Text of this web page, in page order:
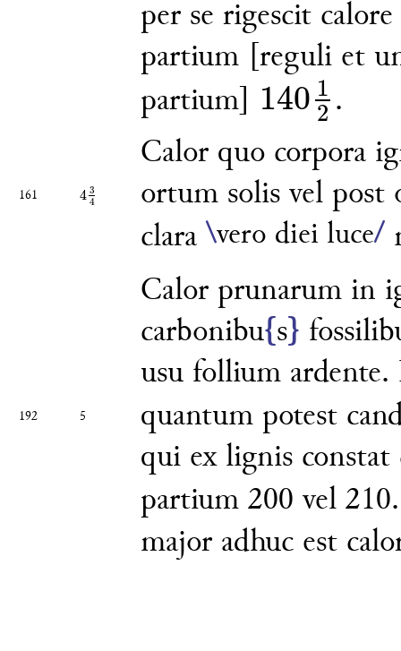
per se rigescit
partium [reguli et
partium] 140 1
2
140 12 .
161 4 3
4
434
Calor quo corpora
ortum solis vel post
clara \vero diei luce/
192 5
Calor prunarum in
carbonibu{s}
usu follium
quantum potest
qui ex lignis constat
partium 200 vel
major adhuc est